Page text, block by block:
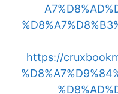
https://